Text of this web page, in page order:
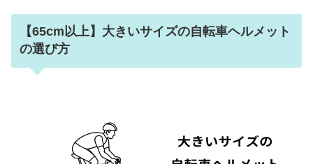
【65cm以上】大きいサイズの自転車ヘルメット
の選び方